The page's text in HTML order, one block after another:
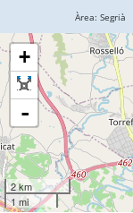
+
-
2 km
1 mi